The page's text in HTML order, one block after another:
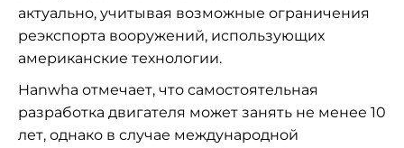
актуально, учитывая возможные ограничения
реэкспорта вооружений, использующих
американские технологии.
Hanwha отмечает, что самостоятельная
разработка двигателя может занять не менее 10
лет, однако в случае международной